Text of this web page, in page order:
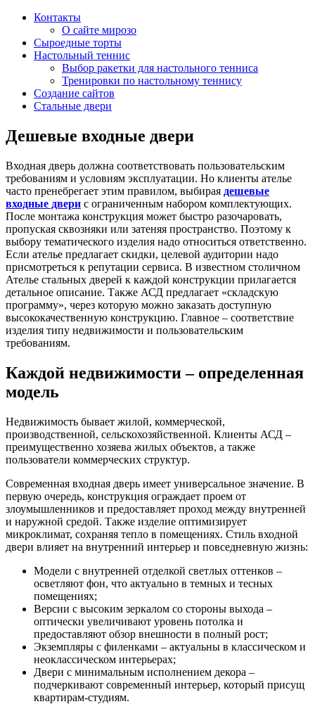
Контакты
О сайте мирозо
Сыроедные торты
Настольный теннис
Выбор ракетки для настольного тенниса
Тренировки по настольному теннису
Создание сайтов
Стальные двери
Дешевые входные двери
Входная дверь должна соответствовать пользовательским
требованиям и условиям эксплуатации. Но клиенты ателье
часто пренебрегает этим правилом, выбирая дешевые
входные двери с ограниченным набором комплектующих.
После монтажа конструкция может быстро разочаровать,
пропуская сквозняки или затеняя пространство. Поэтому к
выбору тематического изделия надо относиться ответственно.
Если ателье предлагает скидки, целевой аудитории надо
присмотреться к репутации сервиса. В известном столичном
Ателье стальных дверей к каждой конструкции прилагается
детальное описание. Также АСД предлагает «складскую
программу», через которую можно заказать доступную
высококачественную конструкцию. Главное – соответствие
изделия типу недвижимости и пользовательским
требованиям.
Каждой недвижимости – определенная
модель
Недвижимость бывает жилой, коммерческой,
производственной, сельскохозяйственной. Клиенты АСД –
преимущественно хозяева жилых объектов, а также
пользователи коммерческих структур.
Современная входная дверь имеет универсальное значение. В
первую очередь, конструкция ограждает проем от
злоумышленников и предоставляет проход между внутренней
и наружной средой. Также изделие оптимизирует
микроклимат, сохраняя тепло в помещениях. Стиль входной
двери влияет на внутренний интерьер и повседневную жизнь:
Модели с внутренней отделкой светлых оттенков –
осветляют фон, что актуально в темных и тесных
помещениях;
Версии с высоким зеркалом со стороны выхода –
оптически увеличивают уровень потолка и
предоставляют обзор внешности в полный рост;
Экземпляры с филенками – актуальны в классическом и
неоклассическом интерьерах;
Двери с минимальным исполнением декора –
подчеркивают современный интерьер, который присущ
квартирам-студиям.